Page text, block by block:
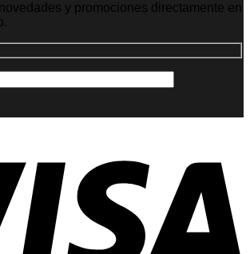
y promociones directamente en